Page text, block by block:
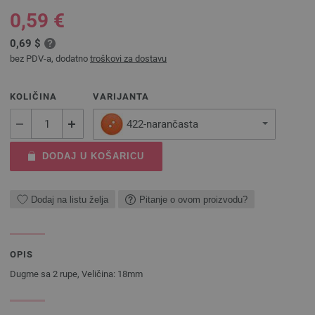
0,59 €
0,69 $
bez PDV-a, dodatno troškovi za dostavu
KOLIČINA VARIJANTA
422-narančasta
DODAJ U KOŠARICU
Dodaj na listu želja Pitanje o ovom proizvodu?
OPIS
Dugme sa 2 rupe, Veličina: 18mm